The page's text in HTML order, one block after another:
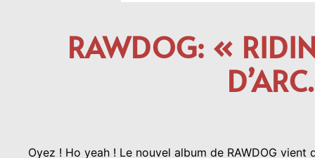
RAWDOG: «
Oyez ! Ho yeah ! Le nouvel album de RAWDOG